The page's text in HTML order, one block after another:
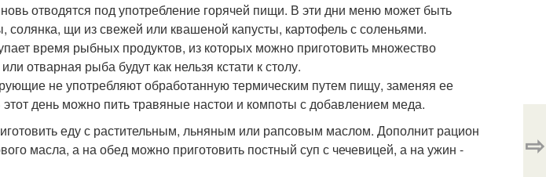
отводятся под употребление горячей пищи. В эти дни меню может быть
солянка, щи из свежей или квашеной капусты, картофель с соленьями.
время рыбных продуктов, из которых можно приготовить множество
отварная рыба будут как нельзя кстати к столу.
не употребляют обработанную термическим путем пищу, заменяя ее
день можно пить травяные настои и компоты с добавлением меда.
еду с растительным, льняным или рапсовым маслом. Дополнит рацион
масла, а на обед можно приготовить постный суп с чечевицей, а на ужин -
⇨